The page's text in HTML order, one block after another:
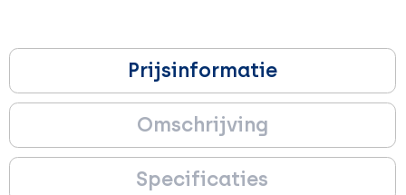
Prijsinformatie
Omschrijving
Specificaties